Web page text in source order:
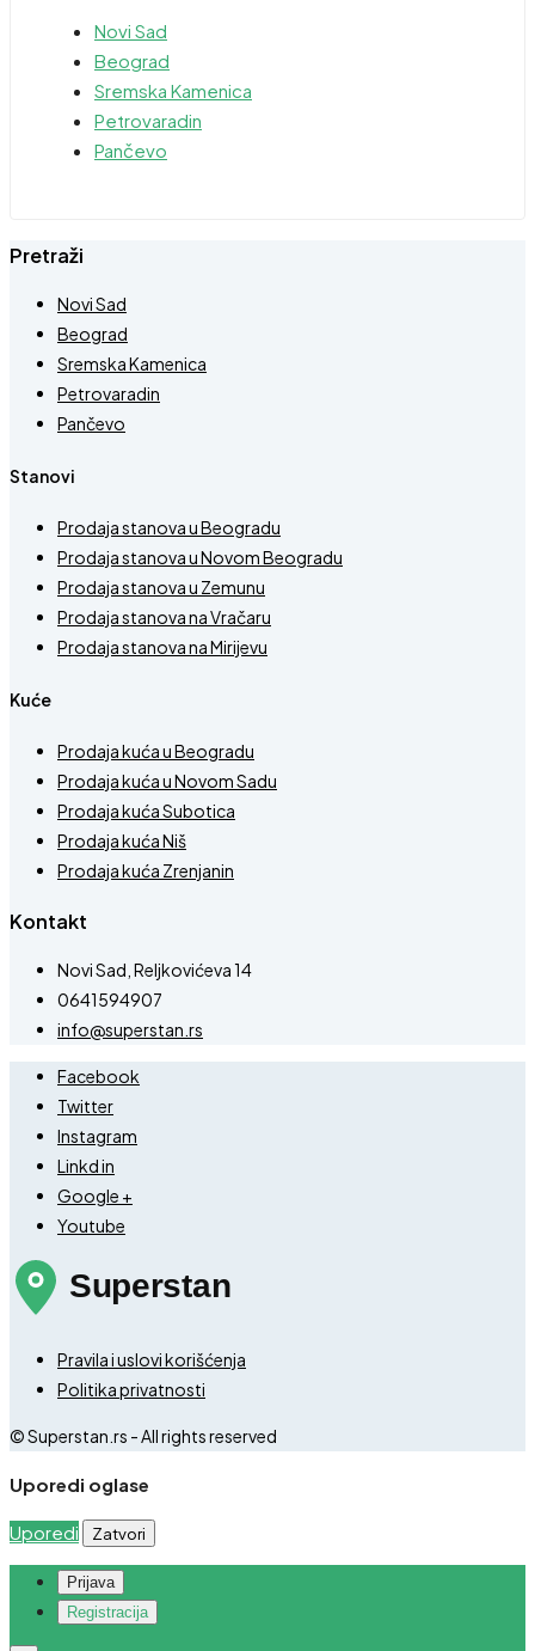
Novi Sad
Beograd
Sremska Kamenica
Petrovaradin
Pančevo
Pretraži
Novi Sad
Beograd
Sremska Kamenica
Petrovaradin
Pančevo
Stanovi
Prodaja stanova u Beogradu
Prodaja stanova u Novom Beogradu
Prodaja stanova u Zemunu
Prodaja stanova na Vračaru
Prodaja stanova na Mirijevu
Kuće
Prodaja kuća u Beogradu
Prodaja kuća u Novom Sadu
Prodaja kuća Subotica
Prodaja kuća Niš
Prodaja kuća Zrenjanin
Kontakt
Novi Sad, Reljkovićeva 14
0641594907
info@superstan.rs
Facebook
Twitter
Instagram
Linkd in
Google +
Youtube
Pravila i uslovi korišćenja
Politika privatnosti
© Superstan.rs - All rights reserved
Uporedi oglase
Uporedi Zatvori
Prijava
Registracija